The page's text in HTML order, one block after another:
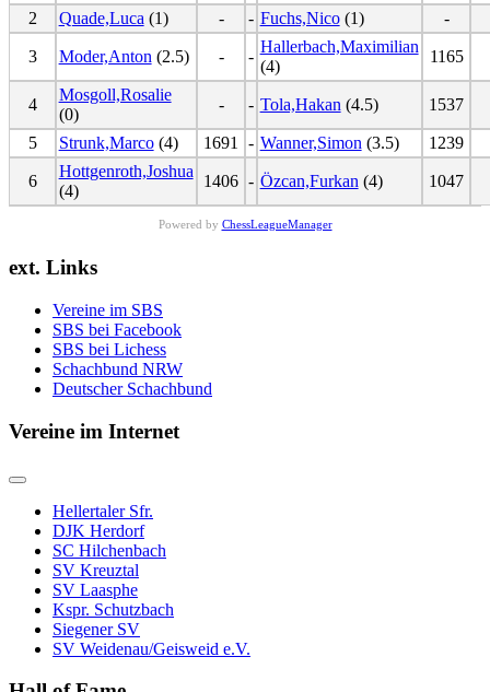
2 Quade,Luca (1) - - Fuchs,Nico(1) -
3 Moder,Anton (2.5) - -
Hallerbach,Maximilian
(4)
1165
4
Mosgoll,Rosalie
(0)
- - Tola,Hakan (4.5) 1537
5 Strunk,Marco(4) 1691 - Wanner,Simon (3.5) 1239
6
Hottgenroth,Joshua
(4)
1406 - Özcan,Furkan (4) 1047
Powered by ChessLeagueManager
ext. Links
Vereine im SBS
SBS bei Facebook
SBS bei Lichess
Schachbund NRW
Deutscher Schachbund
Vereine im Internet
Hellertaler Sfr.
DJK Herdorf
SC Hilchenbach
SV Kreuztal
SV Laasphe
Kspr. Schutzbach
Siegener SV
SV Weidenau/Geisweid e.V.